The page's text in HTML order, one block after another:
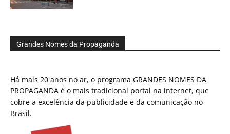
Grandes Nomes da Propaganda
Há mais 20 anos no ar, o programa GRANDES NOMES DA
PROPAGANDA é o mais tradicional portal na internet, que
cobre a excelência da publicidade e da comunicação no
Brasil.